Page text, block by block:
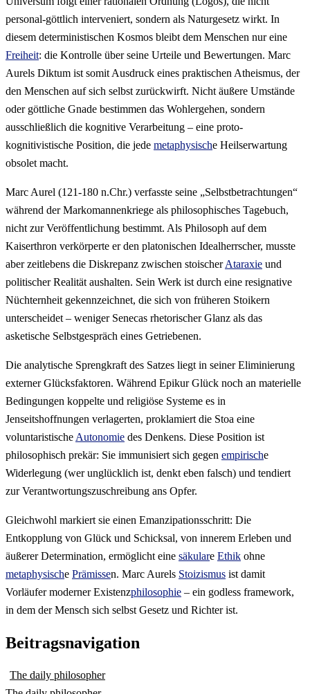
personal-göttlich interveniert, sondern als Naturgesetz wirkt. In
diesem deterministischen Kosmos bleibt dem Menschen nur eine
Freiheit: die Kontrolle über seine Urteile und Bewertungen. Marc
Aurels Diktum ist somit Ausdruck eines praktischen Atheismus, der
den Menschen auf sich selbst zurückwirft. Nicht äußere Umstände
oder göttliche Gnade bestimmen das Wohlergehen, sondern
ausschließlich die kognitive Verarbeitung – eine proto-
kognitivistische Position, die jede metaphysische Heilserwartung
obsolet macht.
Marc Aurel (121-180 n.Chr.) verfasste seine „Selbstbetrachtungen“
während der Markomannenkriege als philosophisches Tagebuch,
nicht zur Veröffentlichung bestimmt. Als Philosoph auf dem
Kaiserthron verkörperte er den platonischen Idealherrscher, musste
aber zeitlebens die Diskrepanz zwischen stoischerAtaraxie und
politischer Realität aushalten. Sein Werk ist durch eine resignative
Nüchternheit gekennzeichnet, die sich von früheren Stoikern
unterscheidet – weniger Senecas rhetorischer Glanz als das
asketische Selbstgespräch eines Getriebenen.
Die analytische Sprengkraft des Satzes liegt in seiner Eliminierung
externer Glücksfaktoren. Während Epikur Glück noch an materielle
Bedingungen koppelte und religiöse Systeme es in
Jenseitshoffnungen verlagerten, proklamiert die Stoa eine
voluntaristische Autonomie des Denkens. Diese Position ist
philosophisch prekär: Sie immunisiert sich gegen empirische
Widerlegung (wer unglücklich ist, denkt eben falsch) und tendiert
zur Verantwortungszuschreibung ans Opfer.
Gleichwohl markiert sie einen Emanzipationsschritt: Die
Entkopplung von Glück und Schicksal, von innerem Erleben und
äußerer Determination, ermöglicht eine säkulare Ethik ohne
metaphysische Prämissen. Marc Aurels Stoizismus ist damit
Vorläufer moderner Existenzphilosophie – ein godless framework,
in dem der Mensch sich selbst Gesetz und Richter ist.
Beitragsnavigation
The daily philosopher